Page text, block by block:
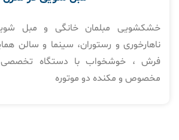
خشکشویی مبلمان خانگی و مبل
ناهارخوری و رستوران، سینما و سالن
فرش ، خوشخواب با دستگاه
مخصوص و مکنده دو موتوره